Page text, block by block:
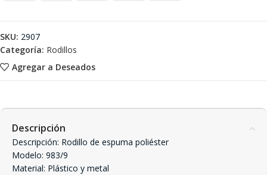
Agregar a Deseados
SKU: 2907
Categoría: Rodillos
Descripción
Descripción: Rodillo de espuma poliéster
Modelo: 983/9
Material: Plástico y metal